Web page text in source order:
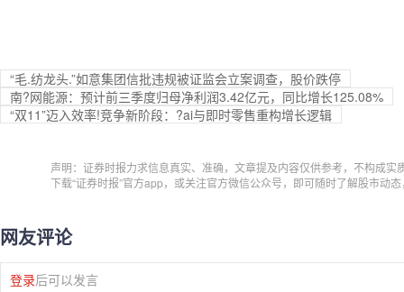
“毛.纺龙头.”如意集团信批违规被证监会立案调查，股价跌停
南?网能源：预计前三季度归母净利润3.42亿元，同比增长125.08%
“双11”迈入效率!竞争新阶段：?ai与即时零售重构增长逻辑
声明：证券时报力求信息真实、准确，文章提及内容仅供参考，不构成实
下载“证券时报”官方app，或关注官方微信公众号，即可随时了解股市动
网友评论
登录后可以发言